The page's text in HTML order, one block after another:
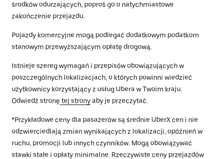
środków odurzających, poproś go o natychmiastowe
zakończenie przejazdu.
Pojazdy komercyjne mogą podlegać dodatkowym podatkom
stanowym przewyższającym opłatę drogową.
Istnieje szereg wymagań i przepisów obowiązujących w
poszczególnych lokalizacjach, o których powinni wiedzieć
użytkownicy korzystający z usług Ubera w Twoim kraju.
Odwiedź stronę tej stronyaby je przeczytać.
*Przykładowe ceny dla pasażerów są średnie UberX cen i nie
odzwierciedlają zmian wynikających z lokalizacji, opóźnień w
ruchu, promocji lub innych czynników. Mogą obowiązywać
stawki stałe i opłaty minimalne. Rzeczywiste ceny przejazdów